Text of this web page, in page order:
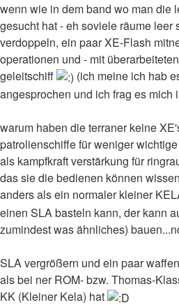
wenn wie in dem band wo man die
gesucht hat - eh soviele räume leer
verdoppeln, ein paar XE-Flash
operationen und - mit
geleitschiff
(ich meine ich hab
angesprochen und ich frag es mich
warum haben die terraner keine
patrolienschiffe für weniger
als kampfkraft verstärkung für
das sie die bedienen können
anders als ein normaler kleiner
einen SLA basteln kann, der kann
zumindest was ähnliches)
SLA vergrößern und ein paar
als bei ner ROM- bzw. Thomas-
KK (Kleiner Kela) hat